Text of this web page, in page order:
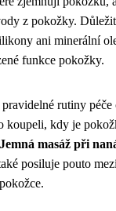
z pokožky.
ani minerální
funkce pokožky.
rutiny péče
koupeli, kdy je
Jemná masáž při
posiluje pouto